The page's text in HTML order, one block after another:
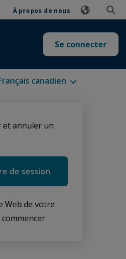
À propos de nous
Se connecter
disponibles
annuler un
de session
Web de votre